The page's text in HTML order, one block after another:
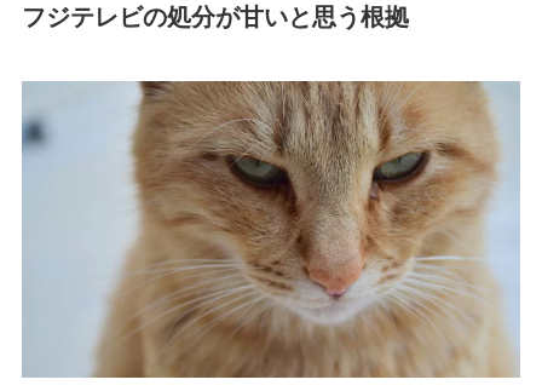
フジテレビの処分が甘いと思う根拠